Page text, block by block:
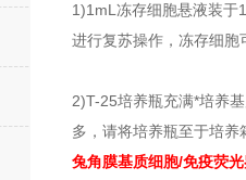
1)1mL冻存细胞悬液装于
进行复苏操作，冻存细
2)T-25培养瓶充满*培养
多，请将培养瓶至于培
兔角膜基质细胞/免疫荧